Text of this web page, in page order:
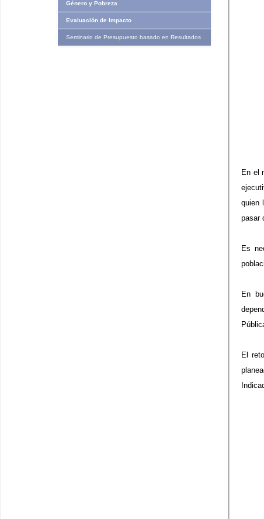
Género y Pobreza
Evaluación de Impacto
Seminario de Presupuesto basado en Resultados
En el
quien
pasar
Es
En
El